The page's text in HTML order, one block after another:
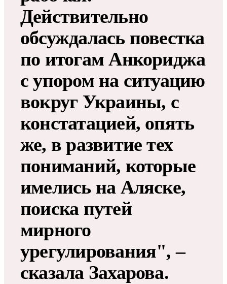
Действительно
обсуждалась повестка
по итогам Анкориджа
с упором на ситуацию
вокруг Украины, с
констатацией, опять
же, в развитие тех
пониманий, которые
имелись на Аляске,
поиска путей
мирного
урегулирования", –
сказала Захарова.